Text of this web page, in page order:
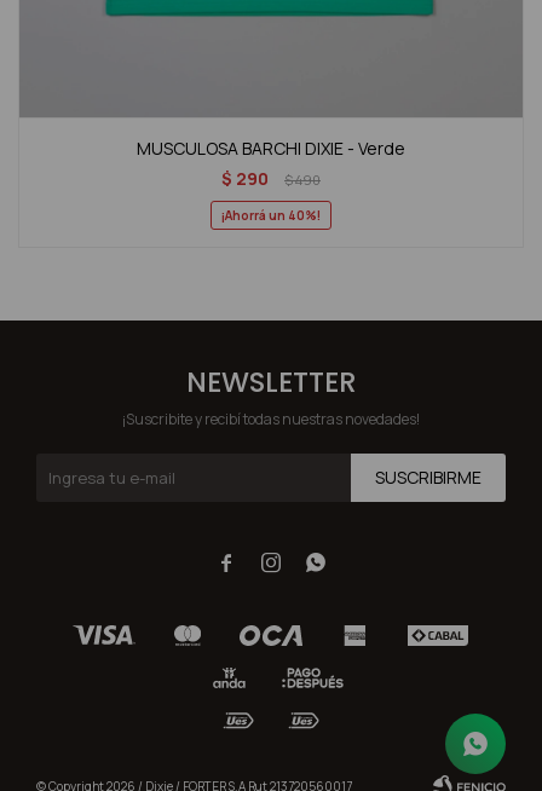
MUSCULOSA BARCHI DIXIE - Verde
$ 290 $490
40
NEWSLETTER
¡Suscribite y recibí todas nuestras novedades!
SUSCRIBIRME
  
© Copyright 2026 / Dixie / FORTER S.A Rut 213720560017